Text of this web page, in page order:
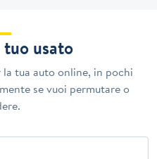
usato
tua auto online, in pochi
se vuoi permutare o